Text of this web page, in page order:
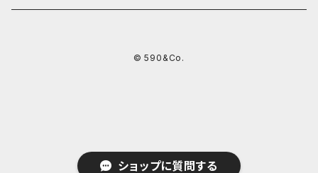
ショップに質問する
シャープペンシルIII
© 590&Co.